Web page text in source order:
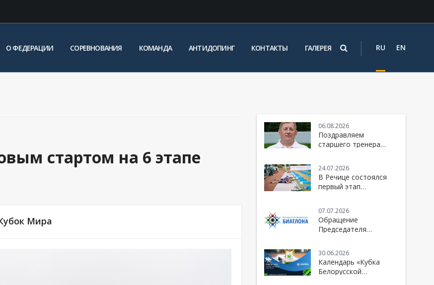
О ФЕДЕРАЦИИ СОРЕВНОВАНИЯ КОМАНДА АНТИДОПИНГ КОНТАКТЫ ГАЛЕРЕЯ RU EN
стартом на 6 этапе
Мира
06.08.2026
Поздравляем
старшего тренера
Беларусь по биатлону
- Юрия Михайловича
Каминского
24.07.2026
В Речице состоялся
первый этап
07.07.2026
Обращение
Председателя
болельщикам и
спортивной
общественности
30.06.2026
Календарь «Кубка
Белорусской